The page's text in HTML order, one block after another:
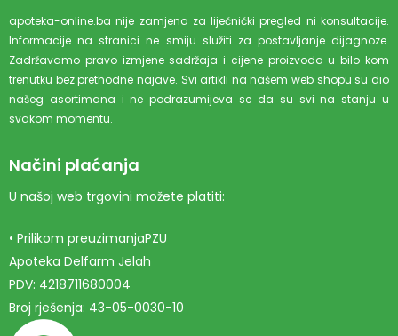
apoteka-online.ba nije zamjena za liječnički pregled ni konsultacije.
Informacije na stranici ne smiju služiti za postavljanje dijagnoze.
Zadržavamo pravo izmjene sadržaja i cijene proizvoda u bilo kom
trenutku bez prethodne najave. Svi artikli na našem web shopu su dio
našeg asortimana i ne podrazumijeva se da su svi na stanju u
svakom momentu.
Načini plaćanja
U našoj web trgovini možete platiti:
• Prilikom preuzimanjaPZU
Apoteka Delfarm Jelah
PDV: 4218711680004
Broj rješenja: 43-05-0030-10